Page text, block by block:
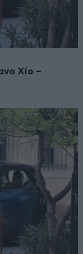
Χίο –